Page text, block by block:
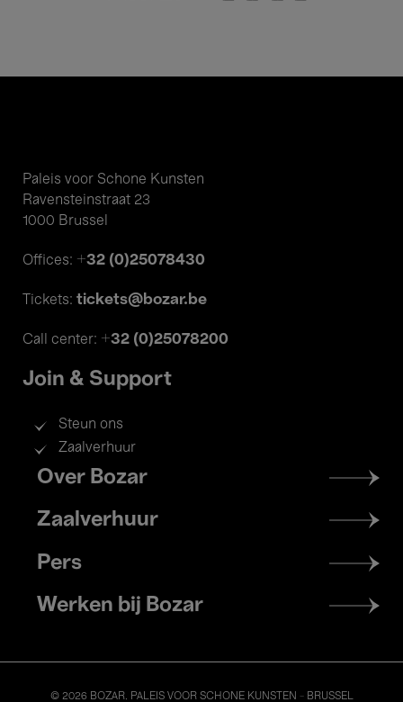
Paleis voor Schone Kunsten
Ravensteinstraat 23
1000 Brussel
Offices: +32 (0)25078430
Tickets: tickets@bozar.be
Call center: +32 (0)25078200
Join & Support
Steun ons
Zaalverhuur
Footer
menu
Over Bozar
Zaalverhuur
Pers
Werken bij Bozar
© 2026 BOZAR. PALEIS VOOR SCHONE KUNSTEN - BRUSSEL